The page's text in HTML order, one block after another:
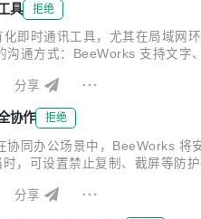
具 拒绝
即时通讯工具，尤其在局域网
沟通方式：BeeWorks 支持文
富的操作功能：提供消息...
分享
协作 拒绝
同办公场景中，BeeWorks 将
，可设置禁止复制、截屏等防
务器，将所有协同数据完全控制
分享